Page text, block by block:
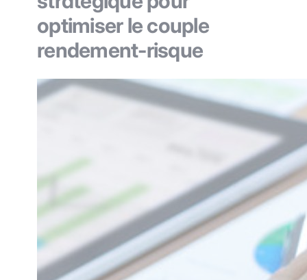
optimiser le couple
rendement-risque